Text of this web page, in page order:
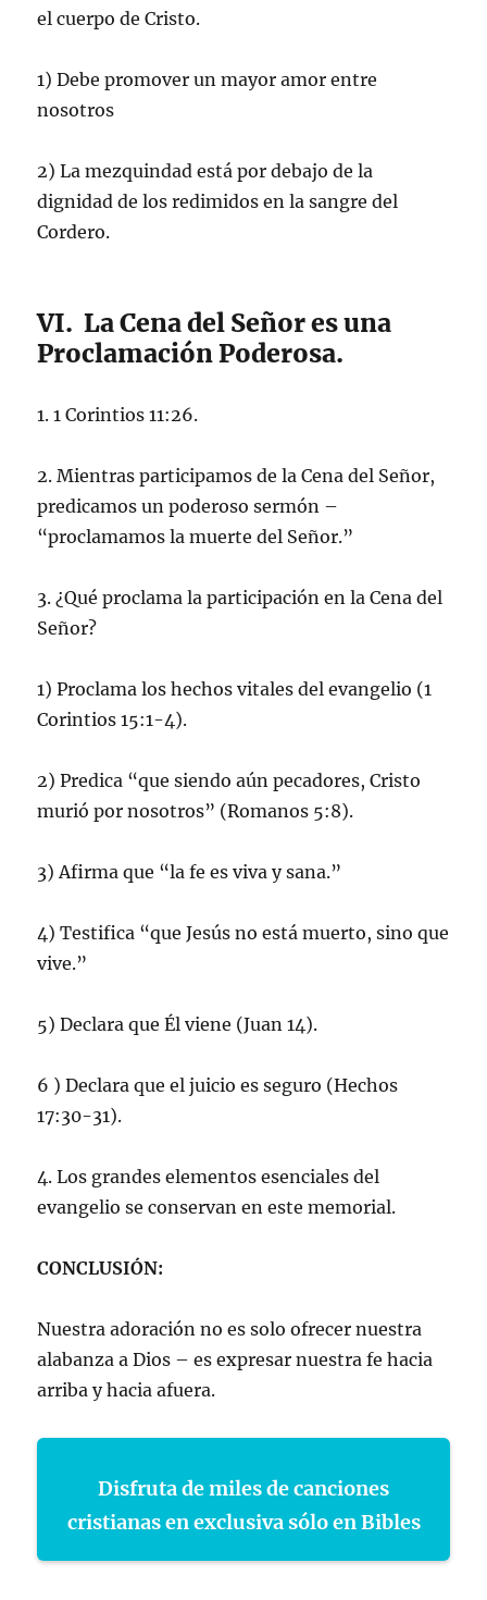
el cuerpo de Cristo.
1) Debe promover un mayor amor entre
nosotros
2) La mezquindad está por debajo de la
dignidad de los redimidos en la sangre del
Cordero.
VI. La Cena del Señor es una
Proclamación Poderosa.
1. 1 Corintios 11:26.
2. Mientras participamos de la Cena del Señor,
predicamos un poderoso sermón –
“proclamamos la muerte del Señor.”
3. ¿Qué proclama la participación en la Cena del
Señor?
1) Proclama los hechos vitales del evangelio (1
Corintios 15:1-4).
2) Predica “que siendo aún pecadores, Cristo
murió por nosotros” (Romanos 5:8).
3) Afirma que “la fe es viva y sana.”
4) Testifica “que Jesús no está muerto, sino que
vive.”
5) Declara que Él viene (Juan 14).
6 ) Declara que el juicio es seguro (Hechos
17:30-31).
4. Los grandes elementos esenciales del
evangelio se conservan en este memorial.
CONCLUSIÓN:
Nuestra adoración no es solo ofrecer nuestra
alabanza a Dios – es expresar nuestra fe hacia
arriba y hacia afuera.
Disfruta de miles de canciones
cristianas en exclusiva sólo en Bibles